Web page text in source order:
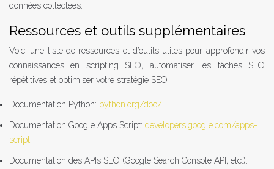
données collectées.
Ressources et outils supplémentaires
Voici une liste de ressources et d’outils utiles pour approfondir vos
connaissances en scripting SEO, automatiser les tâches SEO
répétitives et optimiser votre stratégie SEO :
Documentation Python: python.org/doc/
Documentation Google Apps Script: developers.google.com/apps-
script
Documentation des APIs SEO (Google Search Console API, etc.):